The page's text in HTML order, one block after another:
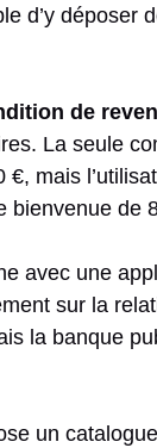
d’y déposer
de
La seule
mais
bienvenue de
avec une
sur la
la banque
un